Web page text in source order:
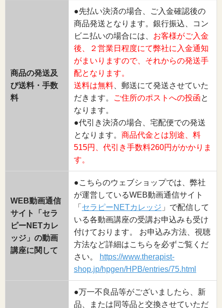
商品の発送及
び送料・手数
料
●先払い決済の場合、ご入金確認後の
商品発送となります。銀行振込、コン
ビニ払いの場合には、 お客様がご入金
後、２営業日程度にて弊社に入金通知
がまいりますので、それからの発送手
配となります。
送料は無料 、郵送にて発送させていた
だきます。
ご住所のポストへの投函と
なります。
●代引き決済の場合、宅配便での発送
となります。 商品代金とは別途、料
515円、代引き手数料260円がかかりま
す。
WEB動画通信
サイト「セラ
ピーNETカレ
ッジ」の動画
講座に関して
●こちらのウェブショップでは、弊社
が運営しているWEB動画通信サイト
「 セラピーNETカレッジ 」で配信して
いる各動画講座の受講お申込みも受け
付けております。 お申込み方法、視聴
方法など詳細はこちらを必ずご覧くだ
さい。
https://www.therapist-
shop.jp/hpgen/HPB/entries/75.html
●万一不良品等がございましたら、新
品、または同等品と交換させていただ